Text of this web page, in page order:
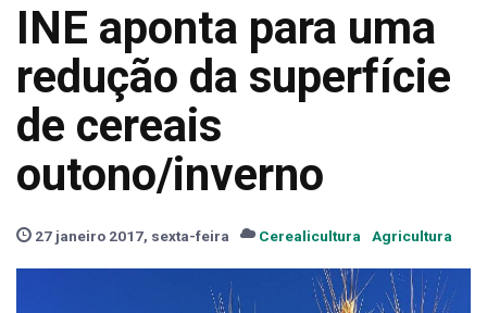
INE aponta para uma
redução da superfície
de cereais
outono/inverno
27 janeiro 2017, sexta-feira Cerealicultura Agricultura